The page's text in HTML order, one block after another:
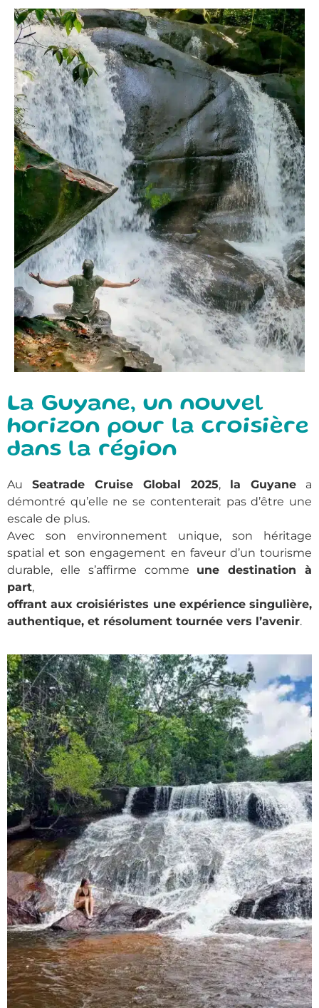
La Guyane, un nouvel
horizon pour la croisière
dans la région
Au Seatrade Cruise Global 2025, la Guyane a
démontré qu’elle ne se contenterait pas d’être une
escale de plus.
Avec son environnement unique, son héritage
spatial et son engagement en faveur d’un tourisme
durable, elle s’affirme comme une destination à
part,
offrant aux croisiéristes une expérience singulière,
authentique, et résolument tournée vers l’avenir.